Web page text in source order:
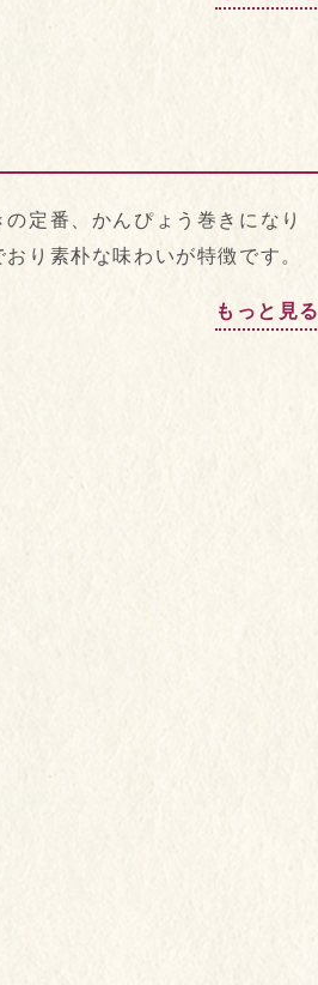
定番、かんぴょう巻きになり
り素朴な味わいが特徴です。
もっと見る